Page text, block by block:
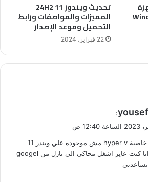
تحديث ويندوز 11 24H2
المميزات والمواصفات ورابط
التحميل وموعد الإصدار
22 فبراير، 2024
:
انا عندي خاصية hyper v مش موجوده علي ويندز 11
home وانا كنت عايز اشغل محاكي الي نازل من googel
تساعدني